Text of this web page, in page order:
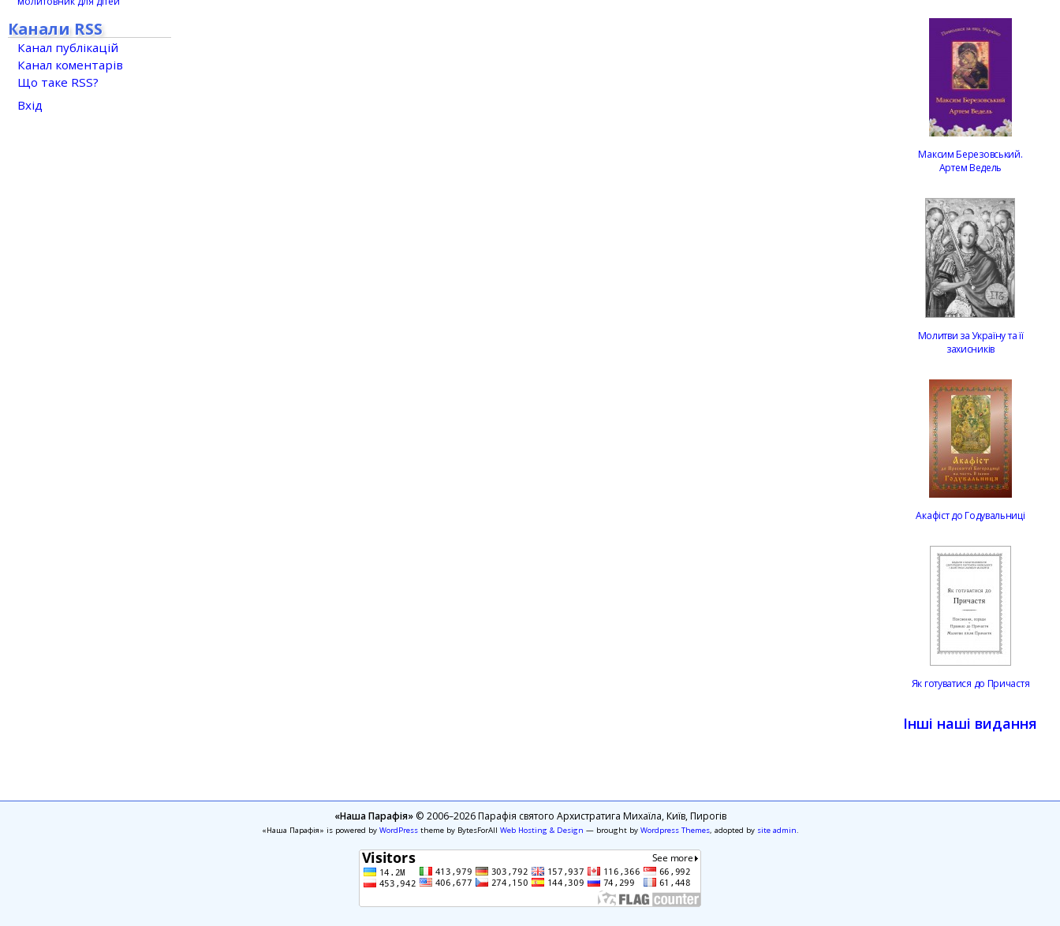
Канали RSS
Канал публікацій
Канал коментарів
Що таке RSS?
Вхід
Максим Березовський.
Артем Ведель
Молитви за Україну та її
захисників
Акафіст до Годувальниці
Як готуватися до Причастя
Інші наші видання
«Наша Парафія»© 2006–2026 Парафія святого Архистратига Михаїла, Київ, Пирогів
«Наша Парафія» is powered by WordPresstheme by BytesForAll Web Hosting & Design — brought by Wordpress Themes, adopted by site admin.